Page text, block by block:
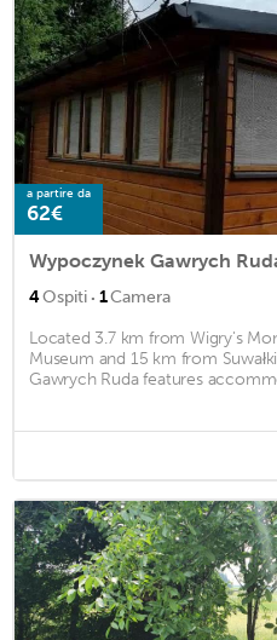
a partire da
62€
Wypoczynek Gawrych
4Ospiti · 1Camera
Located 3.7 km from Wigry's
Museum and 15 km from
Gawrych Ruda features